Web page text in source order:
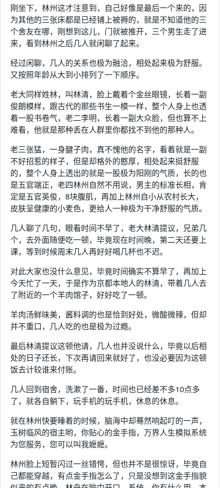
刚坐下，林州这才注意到，自己好像是最后一个来的，因
为其他的三张床都是已经铺上被褥的，就是不知道他的三
个舍友在哪，刚想到这儿，门就被推开，三个男生走了进
来，看到林州之后几人就闲聊了起来。
经过闲聊，几人的关系也极为融洽，相处起来极为舒服。
又按照年龄从大到小排列了一下顺序。
老大同样姓林，叫林清，脸上戴着个金丝眼镜，长着一副
俊朗模样，跟古代的那些书生一模一样，整个人身上也透
着一股书卷气，老二李明，长着一副大众脸，但也算不上
难看，他就是那种丢在人群里你都找不到他的那种人。
老三张猛，一身腱子肉，真不愧他的名字，看着就是一副
不好招惹的样子，但是却格外的憨厚，相处起来挺舒服
的，整个人身上透出的就是一股极为阳刚的气质，长的也
是五官端正，老四林州自然不用说，男主的标准长相，肯
定是五官英俊，8块腹肌，再加上林州自小从农村长大，
皮肤呈健康的小麦色，更给人一种极为干净舒服的气质。
几人聊了几句，眼看时间不早了，老大林清提议，兄弟几
个，去外面随便吃一顿，毕竟现在时间晚，第二天还要上
课，等到时候周末几人再好好喝几杯也不迟。
对此大家也没什么意见，毕竟时间确实不算早了，再加上
今天忙了一天，于是作为京都本地人的林清，带着几人去
了附近的一个羊肉馆子，好好吃了一顿。
羊肉汤鲜味美，酱料调的也是恰到好处，微酸微辣，但却
并不重口，几人吃的也是极为过瘾。
最后林清提议这顿他请，几人也并没说什么，毕竟以后相
处的日子还长，下次再请回来就好了，也没必要因为这顿
饭去计较谁来付账。
几人回到宿舍，洗漱了一番，时间也已经差不多10点多
了，就各自躺下，玩手机的玩手机，休息的休息。
就在林州快要睡着的时候，脑海中却蓦然响起叮的一声，
玉树临风的宿主哟，你贴心的金手指，万界人生模拟系统
为您服务，您可以叫我嬷嬷。
林州脸上短暂闪过一丝错愕，但也并不是很惊讶，毕竟自
己都能穿越，有点金手指怎么了，只是没想到这金手指貌